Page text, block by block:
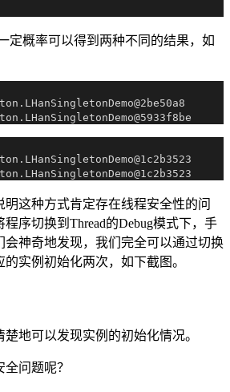
定概率可以得到两种不同的结果，如
这种方式肯定存在线程安全性的问
序切换到Thread的Debug模式下，手
会神奇地发现，我们完全可以通过切换
实例初始化两次，如下截图。
地可以发现实例的初始化情况。
问题呢？